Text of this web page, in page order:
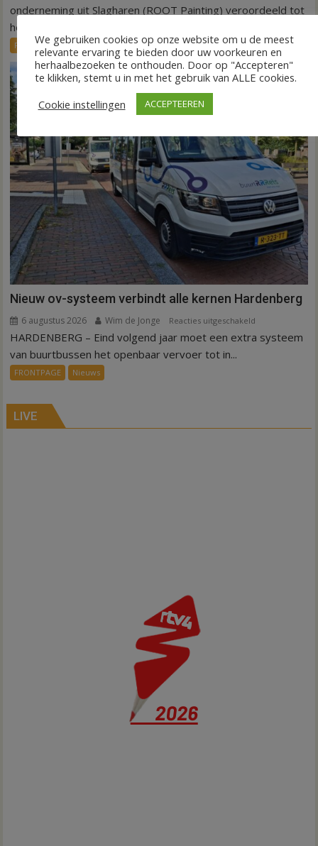
75.000
voor
ex-
werknemers
onderneming uit Slagharen (ROOT Painting) veroordeeld tot
het betalen...
FRONTPAGE Nieuws
Nieuw ov-systeem verbindt alle kernen Hardenberg
6 augustus 2026 Wim de Jonge Reacties uitgeschakeld
Nieuw
Hardenberg
HARDENBERG – Eind volgend jaar moet een extra systeem
van buurtbussen het openbaar vervoer tot in...
FRONTPAGE Nieuws
LIVE
We gebruiken cookies op onze website om u de meest
relevante ervaring te bieden door uw voorkeuren en
herhaalbezoeken te onthouden. Door op "Accepteren"
te klikken, stemt u in met het gebruik van ALLE cookies.
Cookie instellingen
ACCEPTEEREN